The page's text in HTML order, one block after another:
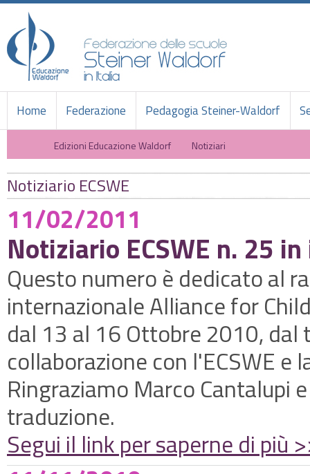
Home Federazione Pedagogia Steiner-Waldorf
Edizioni Educazione Waldorf Notiziari
Notiziario ECSWE
11/02/2011
Notiziario ECSWE n. 25
Questo numero è dedicato al
internazionale Alliance for
dal 13 al 16 Ottobre 2010, dal
collaborazione con l'ECSWE e
Ringraziamo Marco Cantalupi
traduzione.
Segui il link per saperne di più